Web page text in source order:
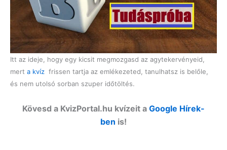
Itt az ideje, hogy egy kicsit megmozgasd az agytekervényeid,
mert a kvíz frissen tartja az emlékezeted, tanulhatsz is belőle,
és nem utolsó sorban szuper időtöltés.
Kövesd a KvizPortal.hu kvízeit a Google Hírek-
ben is!